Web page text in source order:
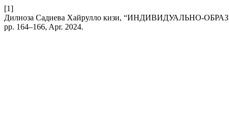
[1]
Дилноза Садиева Хайрулло кизи,
pp. 164–166, Apr. 2024.